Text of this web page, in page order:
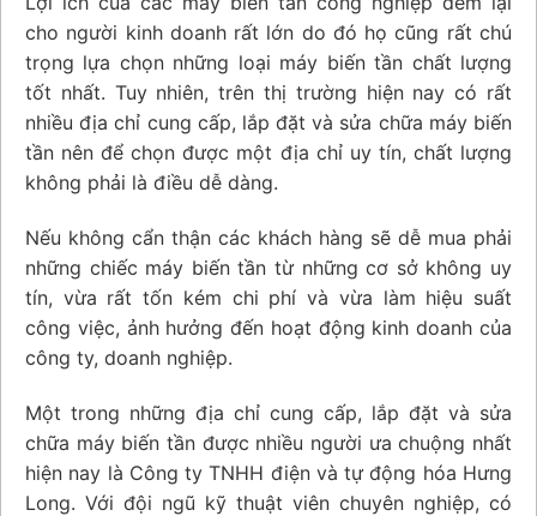
cho người kinh doanh rất lớn do đó họ cũng rất chú
trọng lựa chọn những loại máy biến tần chất lượng
tốt nhất. Tuy nhiên, trên thị trường hiện nay có rất
nhiều địa chỉ cung cấp, lắp đặt và sửa chữa máy biến
tần nên để chọn được một địa chỉ uy tín, chất lượng
không phải là điều dễ dàng.
Nếu không cẩn thận các khách hàng sẽ dễ mua phải
những chiếc máy biến tần từ những cơ sở không uy
tín, vừa rất tốn kém chi phí và vừa làm hiệu suất
công việc, ảnh hưởng đến hoạt động kinh doanh của
công ty, doanh nghiệp.
Một trong những địa chỉ cung cấp, lắp đặt và sửa
chữa máy biến tần được nhiều người ưa chuộng nhất
hiện nay là Công ty TNHH điện và tự động hóa Hưng
Long. Với đội ngũ kỹ thuật viên chuyên nghiệp, có